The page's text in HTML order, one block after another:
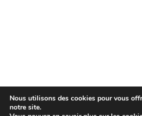
Nous utilisons des cookies pour vous
notre site.